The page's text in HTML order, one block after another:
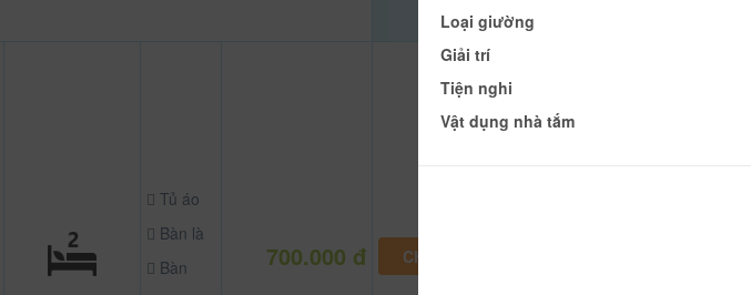
Tủ áo
Bàn là
Bàn
700.000 đ CHƯA KHAI BÁO PHÒNG
Loại giường
Giải trí
Tiện nghi
Vật dụng nhà tắm